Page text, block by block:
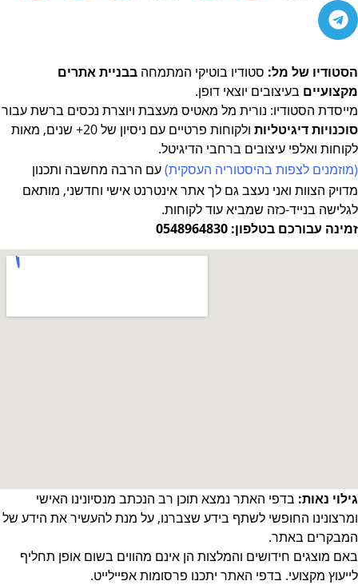
הסטודיו של מל: סטודיו בוטיקי המתמחה בבניית אתרים
מקצועיים בעיצובים יוצאי דופן.
מייסדת הסטודיו: נורית מל מאטיס מעצבת ויוצרת נכסים ברשתעבור
סוכנויות דיגיטליות
ולקוחות פרטיים עם ניסיון של 20+ שנים, מאות
לקוחות ואלפי עיצובים ברחבי הדיגיטל.
(מוזמנים לצפות בהיסטוריה העסקית)עם הרבה מחשבה ותכנון
מדויק הצוות ואני נעצב גם לך אתר אינטרנט אישי וחדשני, מותאם
לגלישה בנייד-כזה שמביא עוד לקוחות.
זמינה עבורכם בטלפון: 0548964830
גילוי נאות: בדפי האתר נמצא תוכן רב הנכתב מנסיונינו האישי
ומרצונינו החופשי לשתף בידע שצברנו, על מנת להעשיר את הידע של
המבקרים באתר.
באם מוצגים חידושים והמלצות הן אינם מהווים בשום אופן תחליף
לייעוץ מקצועי. בדפי האתר יתכנו פרסומות אפיילייט.